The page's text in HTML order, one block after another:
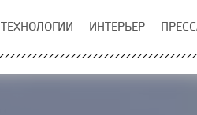
ТЕХНОЛОГИИ ИНТЕРЬЕР